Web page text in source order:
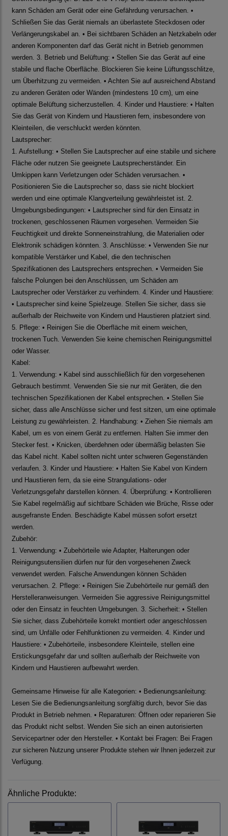
kann Schäden am Gerät oder eine Gefährdung verursachen. •
Schließen Sie das Gerät niemals an überlastete Steckdosen oder
Verlängerungskabel an. • Bei sichtbaren Schäden an Netzkabeln oder
anderen Komponenten darf das Gerät nicht in Betrieb genommen
werden. 3. Betrieb und Belüftung: • Stellen Sie das Gerät auf eine
stabile und flache Oberfläche. Blockieren Sie keine Lüftungsschlitze,
um Überhitzung zu vermeiden. • Achten Sie auf ausreichend Abstand
zu anderen Geräten oder Wänden (mindestens 10 cm), um eine
optimale Belüftung sicherzustellen. 4. Kinder und Haustiere: • Halten
Sie das Gerät von Kindern und Haustieren fern, insbesondere von
Kleinteilen, die verschluckt werden könnten.
Lautsprecher:
1. Aufstellung: • Stellen Sie Lautsprecher auf eine stabile und sichere
Fläche oder nutzen Sie geeignete Lautsprecherständer. Ein
Umkippen kann Verletzungen oder Schäden verursachen. •
Positionieren Sie die Lautsprecher so, dass sie nicht blockiert
werden und eine optimale Klangverteilung gewährleistet ist. 2.
Umgebungsbedingungen: • Lautsprecher sind für den Einsatz in
trockenen, geschlossenen Räumen vorgesehen. Vermeiden Sie
Feuchtigkeit und direkte Sonneneinstrahlung, die Materialien oder
Elektronik schädigen könnten. 3. Anschlüsse: • Verwenden Sie nur
kompatible Verstärker und Kabel, die den technischen
Spezifikationen des Lautsprechers entsprechen. • Vermeiden Sie
falsche Polungen bei den Anschlüssen, um Schäden am
Lautsprecher oder Verstärker zu verhindern. 4. Kinder und Haustiere:
• Lautsprecher sind keine Spielzeuge. Stellen Sie sicher, dass sie
außerhalb der Reichweite von Kindern und Haustieren platziert sind.
5. Pflege: • Reinigen Sie die Oberfläche mit einem weichen,
trockenen Tuch. Verwenden Sie keine chemischen Reinigungsmittel
oder Wasser.
Kabel:
1. Verwendung: • Kabel sind ausschließlich für den vorgesehenen
Gebrauch bestimmt. Verwenden Sie sie nur mit Geräten, die den
technischen Spezifikationen der Kabel entsprechen. • Stellen Sie
sicher, dass alle Anschlüsse sicher und fest sitzen, um eine optimale
Leistung zu gewährleisten. 2. Handhabung: • Ziehen Sie niemals am
Kabel, um es von einem Gerät zu entfernen. Halten Sie immer den
Stecker fest. • Knicken, überdehnen oder übermäßig belasten Sie
das Kabel nicht. Kabel sollten nicht unter schweren Gegenständen
verlaufen. 3. Kinder und Haustiere: • Halten Sie Kabel von Kindern
und Haustieren fern, da sie eine Strangulations- oder
Verletzungsgefahr darstellen können. 4. Überprüfung: • Kontrollieren
Sie Kabel regelmäßig auf sichtbare Schäden wie Brüche, Risse oder
ausgefranste Enden. Beschädigte Kabel müssen sofort ersetzt
werden.
Zubehör:
1. Verwendung: • Zubehörteile wie Adapter, Halterungen oder
Reinigungsutensilien dürfen nur für den vorgesehenen Zweck
verwendet werden. Falsche Anwendungen können Schäden
verursachen. 2. Pflege: • Reinigen Sie Zubehörteile nur gemäß den
Herstelleranweisungen. Vermeiden Sie aggressive Reinigungsmittel
oder den Einsatz in feuchten Umgebungen. 3. Sicherheit: • Stellen
Sie sicher, dass Zubehörteile korrekt montiert oder angeschlossen
sind, um Unfälle oder Fehlfunktionen zu vermeiden. 4. Kinder und
Haustiere: • Zubehörteile, insbesondere Kleinteile, stellen eine
Erstickungsgefahr dar und sollten außerhalb der Reichweite von
Kindern und Haustieren aufbewahrt werden.
Gemeinsame Hinweise für alle Kategorien: • Bedienungsanleitung:
Lesen Sie die Bedienungsanleitung sorgfältig durch, bevor Sie das
Produkt in Betrieb nehmen. • Reparaturen: Öffnen oder reparieren Sie
das Produkt nicht selbst. Wenden Sie sich an einen autorisierten
Servicepartner oder den Hersteller. • Kontakt bei Fragen: Bei Fragen
zur sicheren Nutzung unserer Produkte stehen wir Ihnen jederzeit zur
Verfügung.
Ähnliche Produkte: